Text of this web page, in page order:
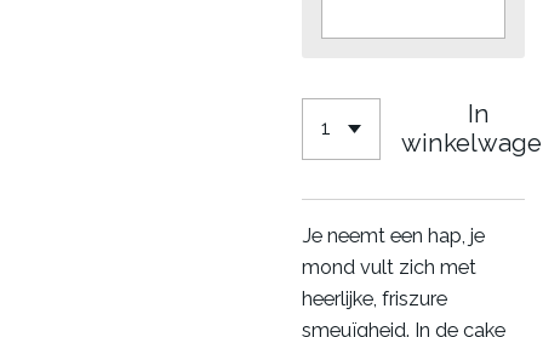
In
Je neemt een hap, je
mond vult zich met
heerlijke, friszure
smeuïgheid. In de cake